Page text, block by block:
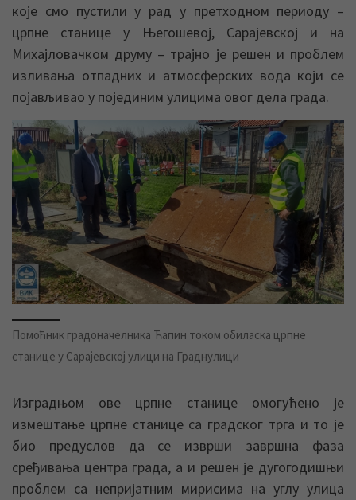
које смо пустили у рад у претходном периоду –
црпне станице у Његошевој, Сарајевској и на
Михајловачком друму – трајно је решен и проблем
изливања отпадних и атмосферских вода који се
појављивао у појединим улицима овог дела града.
Помоћник градоначелника Ћапин током обиласка црпне
станице у Сарајевској улици на Граднулици
Изградњом ове црпне станице омогућено је
измештање црпне станице са градског трга и то је
био предуслов да се изврши завршна фаза
сређивања центра града, а и решен је дугогодишњи
проблем са непријатним мирисима на углу улица